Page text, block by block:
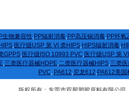
生物兼容性,PP辐射消毒,PP高压锅消毒,PP环氧
,医疗级USP 第 VI 类HIPS,HIPS辐射消毒,
GPPS,医疗级ISO 10993 PVC,医疗级USP 第
,三类医疗器械HDPE,二类医疗器械HIPS,三类
PVC, PA612,尼龙612,PA612美国